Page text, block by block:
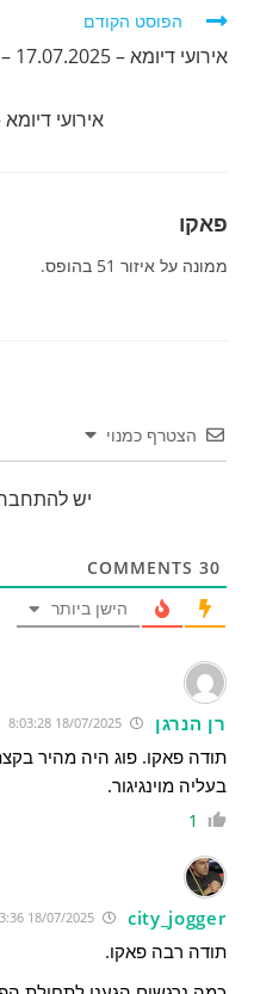
לקרוא
נוספים
הפוסט הקודם
אירועי דיומא – 17.07.2025 – אופניים
אירועי דיומא – 19.07.2025 – כדורסל
פאקו
ממונה על איזור 51 בהופס.
הצטרף כמנוי
יש
30
הישן ביותר
רן הנרגן 18/07/2025 8:03:28
תודה פאקו. פוג היה מהיר
בעליה מוינגיגור.
1
city_jogger
18/07/2025 8:43:36
תודה רבה פאקו.